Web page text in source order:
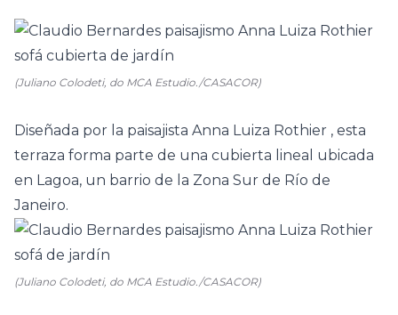
(Juliano Colodeti, do MCA Estudio./CASACOR)
Diseñada por la paisajista Anna Luiza Rothier , esta
terraza forma parte de una cubierta lineal ubicada
en Lagoa, un barrio de la Zona Sur de Río de
Janeiro.
(Juliano Colodeti, do MCA Estudio./CASACOR)